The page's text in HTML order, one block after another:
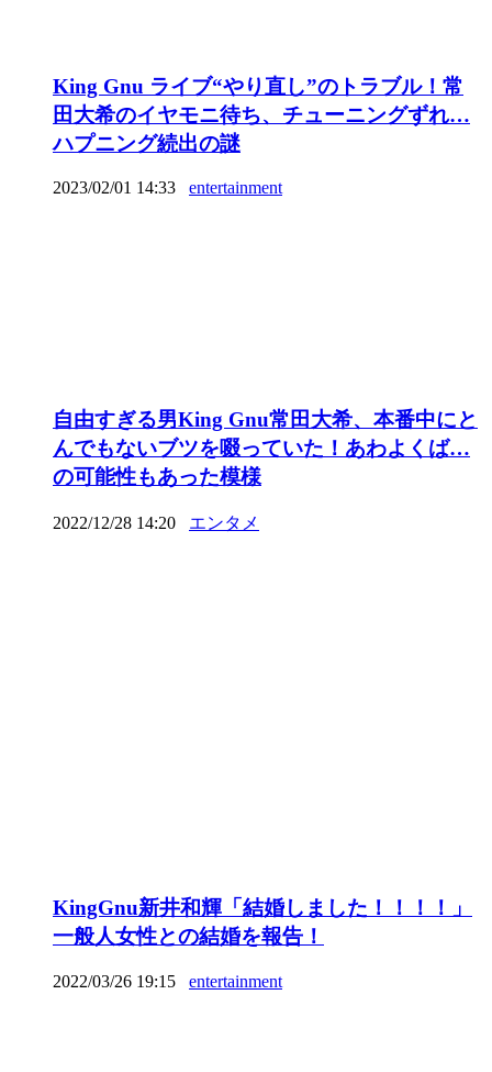
King Gnu ライブ“やり直し”のトラブル！常
田大希のイヤモニ待ち、チューニングずれ…
ハプニング続出の謎
2023/02/01 14:33 entertainment
自由すぎる男King Gnu常田大希、本番中にと
んでもないブツを啜っていた！あわよくば…
の可能性もあった模様
2022/12/28 14:20 エンタメ
KingGnu新井和輝「結婚しました！！！！」
一般人女性との結婚を報告！
2022/03/26 19:15 entertainment